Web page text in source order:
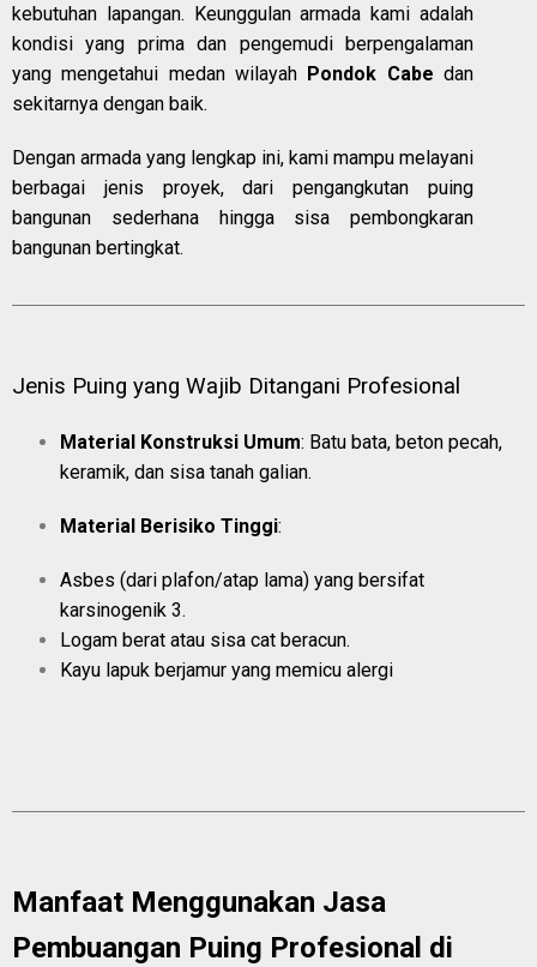
kebutuhan lapangan. Keunggulan armada kami adalah
kondisi yang prima dan pengemudi berpengalaman
yang mengetahui medan wilayah Pondok Cabe dan
sekitarnya dengan baik.
Dengan armada yang lengkap ini, kami mampu melayani
berbagai jenis proyek, dari pengangkutan puing
bangunan sederhana hingga sisa pembongkaran
bangunan bertingkat.
Jenis Puing yang Wajib Ditangani Profesional
Material Konstruksi Umum: Batu bata, beton pecah,
keramik, dan sisa tanah galian.
Material Berisiko Tinggi:
Asbes (dari plafon/atap lama) yang bersifat
karsinogenik 3.
Logam berat atau sisa cat beracun.
Kayu lapuk berjamur yang memicu alergi
Manfaat Menggunakan Jasa
Pembuangan Puing Profesional di